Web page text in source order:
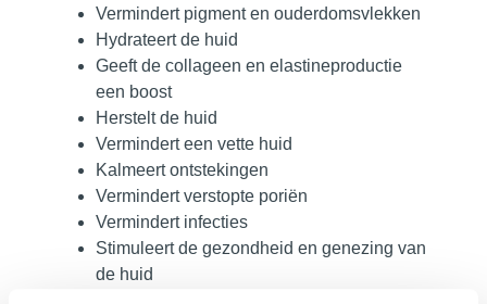
Vermindert pigment en ouderdomsvlekken
Hydrateert de huid
Geeft de collageen en elastineproductie
een boost
Herstelt de huid
Vermindert een vette huid
Kalmeert ontstekingen
Vermindert verstopte poriën
Vermindert infecties
Stimuleert de gezondheid en genezing van
de huid